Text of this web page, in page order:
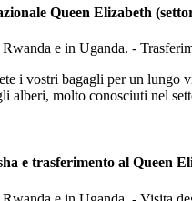
Queen Elizabeth
i vostri bagagli per un lungo
alberi, molto conosciuti nel
e trasferimento al Queen